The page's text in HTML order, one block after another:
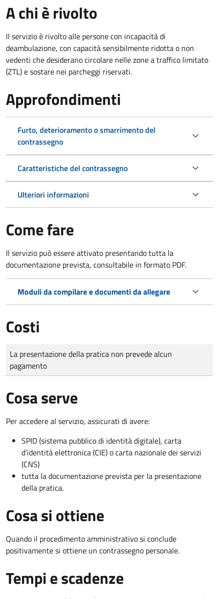
A chi è rivolto
Il servizio è rivolto alle persone con incapacità di
deambulazione, con capacità sensibilmente ridotta o non
vedenti che desiderano circolare nelle zone a traffico limitato
(ZTL) e sostare nei parcheggi riservati.
Approfondimenti
Furto, deterioramento o smarrimento del
contrassegno
Caratteristiche del contrassegno
Ulteriori informazioni
Come fare
Il servizio può essere attivato presentando tutta la
documentazione prevista, consultabile in formato PDF.
Moduli da compilare e documenti da allegare
Costi
Tipo di pagamento
Importo
La presentazione della pratica non prevede alcun
pagamento
Cosa serve
Per accedere al servizio, assicurati di avere:
SPID (sistema pubblico di identità digitale), carta
d’identità elettronica (CIE) o carta nazionale dei servizi
(CNS)
tutta la documentazione prevista per la presentazione
della pratica.
Cosa si ottiene
Quando il procedimento amministrativo si conclude
positivamente si ottiene un contrassegno personale.
Tempi e scadenze